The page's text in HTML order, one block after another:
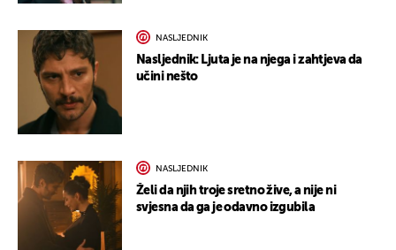
NASLJEDNIK
Nasljednik: Ljuta je na njega i zahtjeva da
učini nešto
NASLJEDNIK
Želi da njih troje sretno žive, a nije ni
svjesna da ga je odavno izgubila